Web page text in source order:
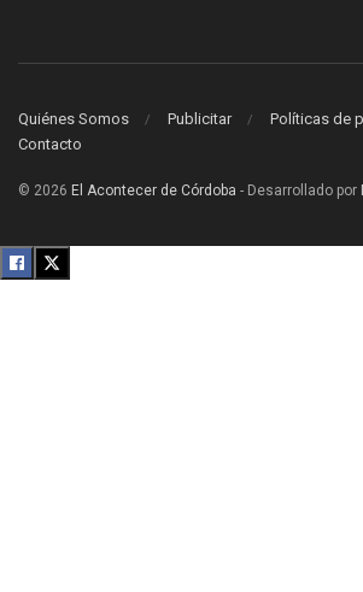
Quiénes Somos Publicitar
Políticas de
Contacto
© 2026 El Acontecer de Córdoba - Desarrollado por